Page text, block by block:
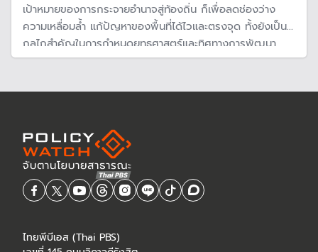
เป้าหมายของการกระจายอำนาจสู่ท้องถิ่น ก็เพื่อลดช่องว่าง
ความเหลื่อมล้ำ แก้ปัญหาของพื้นที่ได้ไวและตรงจุด ทั้งยังเป็น
กลไกสำคัญในการกำหนดยุทธศาสตร์และทิศทางการพัฒนา
จังหวัด แต่ที่ผ่านมางบประมาณ อบจ.ส่วนใหญ่ กลับถูกใช้ไป
กระโดด” โดยเฉพาะกับจังหวัดชลบุรี
ไทยพีบีเอส (Thai PBS)